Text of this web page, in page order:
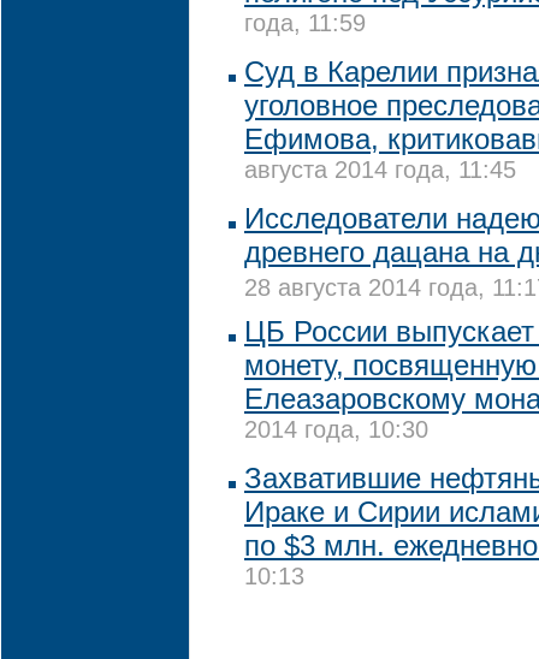
года, 11:59
Суд в Карелии
уголовное
Ефимова,
августа 2014 года, 11:45
Исследователи
древнего дацана на
28 августа 2014 года,
ЦБ России
монету,
Елеазаровскому
2014 года, 10:30
Захватившие
Ираке и Сирии
по $3 млн.
10:13